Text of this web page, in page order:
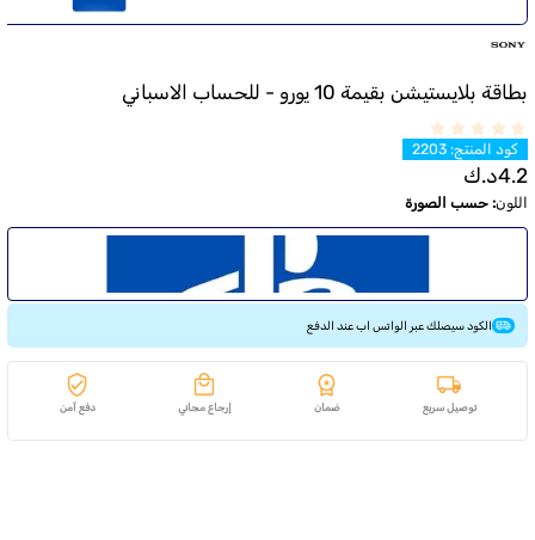
بطاقة بلايستيشن بقيمة 10 يورو - للحساب الاسباني
كود المنتج:
2203
4.2د.ك
اللون: حسب الصورة
الكود سيصلك عبر الواتس اب عند الدفع
توصيل سريع ضمان إرجاع مجاني دفع آمن